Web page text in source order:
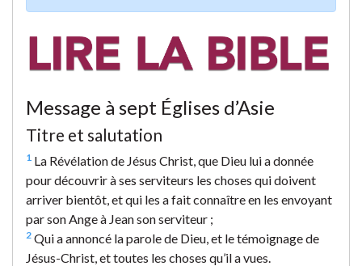
Message à sept Églises d’Asie
Titre et salutation
1 La Révélation de Jésus Christ, que Dieu lui a donnée
pour découvrir à ses serviteurs les choses qui doivent
arriver bientôt, et qui les a fait connaître en les envoyant
par son Ange à Jean son serviteur ;
2 Qui a annoncé la parole de Dieu, et le témoignage de
Jésus-Christ, et toutes les choses qu’il a vues.